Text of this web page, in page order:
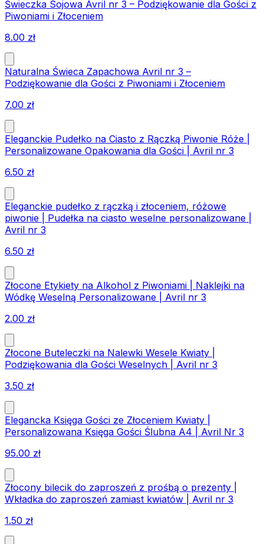
Świeczka Sojowa Avril nr 3 – Podziękowanie dla Gości z
Piwoniami i Złoceniem
8.00 zł
Naturalna Świeca Zapachowa Avril nr 3 –
Podziękowanie dla Gości z Piwoniami i Złoceniem
7.00 zł
Eleganckie Pudełko na Ciasto z Rączką Piwonie Róże |
Personalizowane Opakowania dla Gości | Avril nr 3
6.50 zł
Eleganckie pudełko z rączką i złoceniem, różowe
piwonie | Pudełka na ciasto weselne personalizowane |
Avril nr 3
6.50 zł
Złocone Etykiety na Alkohol z Piwoniami | Naklejki na
Wódkę Weselną Personalizowane | Avril nr 3
2.00 zł
Złocone Buteleczki na Nalewki Wesele Kwiaty |
Podziękowania dla Gości Weselnych | Avril nr 3
3.50 zł
Elegancka Księga Gości ze Złoceniem Kwiaty |
Personalizowana Księga Gości Ślubna A4 | Avril Nr 3
95.00 zł
Złocony bilecik do zaproszeń z prośbą o prezenty |
Wkładka do zaproszeń zamiast kwiatów | Avril nr 3
1.50 zł